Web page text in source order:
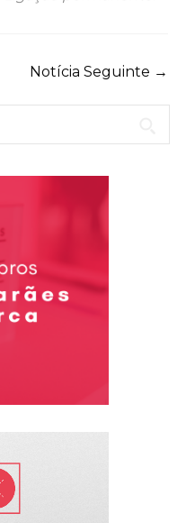
Notícia Seguinte →